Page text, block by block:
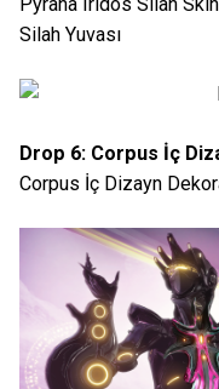
Silah Yuvası
Drop 6: Corpus İç
Corpus İç Dizayn